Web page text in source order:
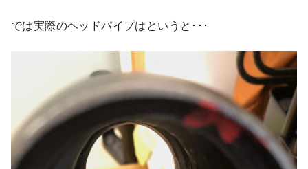
では実際のヘッドパイプはというと･･･